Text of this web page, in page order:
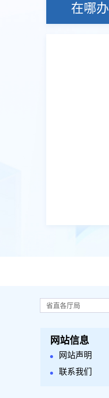
在哪办
省直各厅局
网站信息
网站声明
联系我们